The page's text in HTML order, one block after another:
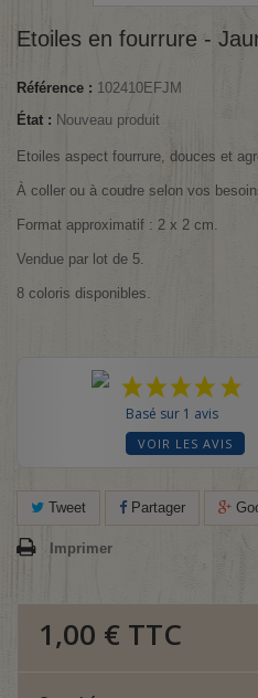
Etoiles en fourrure -
Référence : 102410EFJM
État : Nouveau produit
Etoiles aspect fourrure, douces et
À coller ou à coudre selon vos
Format approximatif : 2 x 2 cm.
Vendue par lot de 5.
8 coloris disponibles.
Basé sur 1 avis
VOIR LES AVIS
Tweet Partager
Imprimer
1,00 € TTC